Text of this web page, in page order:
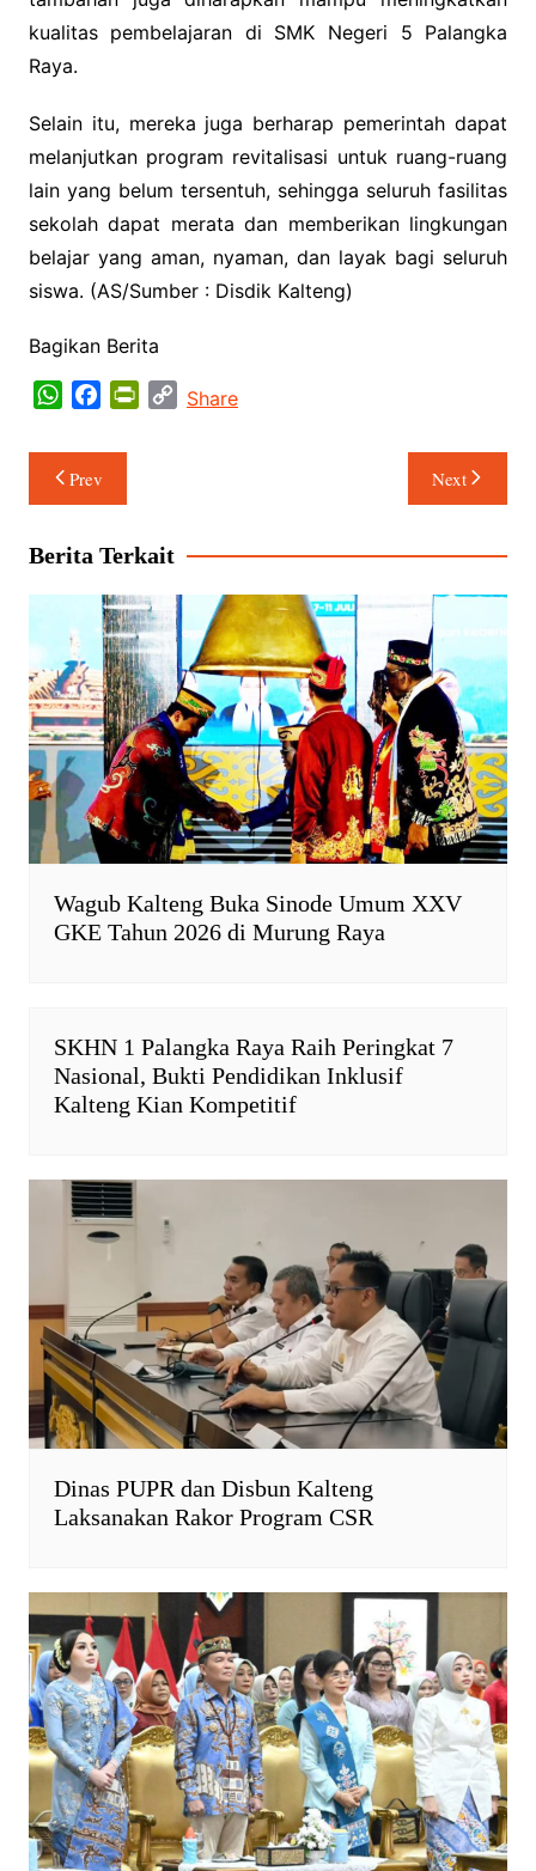
kualitas pembelajaran di SMK Negeri 5 Palangka
Raya.
‎Selain itu, mereka juga berharap pemerintah dapat
melanjutkan program revitalisasi untuk ruang-ruang
lain yang belum tersentuh, sehingga seluruh fasilitas
sekolah dapat merata dan memberikan lingkungan
belajar yang aman, nyaman, dan layak bagi seluruh
siswa. (AS/Sumber : Disdik Kalteng)
Bagikan Berita
W
a
t
s
p
p
c
e
b
o
k
r
i
e
n
d
l
y
C
k
Share
Navigasi
pos
Prev Next
Berita Terkait
Wagub Kalteng Buka Sinode Umum XXV
GKE Tahun 2026 di Murung Raya
SKHN 1 Palangka Raya Raih Peringkat 7
Nasional, Bukti Pendidikan Inklusif
Kalteng Kian Kompetitif
Dinas PUPR dan Disbun Kalteng
Laksanakan Rakor Program CSR